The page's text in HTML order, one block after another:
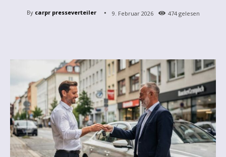
By carpr presseverteiler 9. Februar 2026 474gelesen